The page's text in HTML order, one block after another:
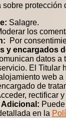
sobre protección
Salagre.
los
Por
y encargados
datos a
El Titular
web a
de
rectificar
Adicional:
en la